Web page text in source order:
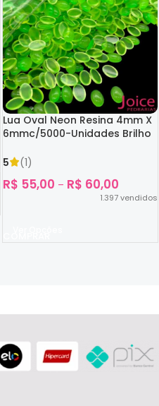
Lua Oval Neon Resina 4mm X
6mmc/5000-Unidades Brilho
5
(1)
R$ 55,00 – R$ 60,00
1.397vendidos